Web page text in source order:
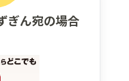
ぎん宛の場合